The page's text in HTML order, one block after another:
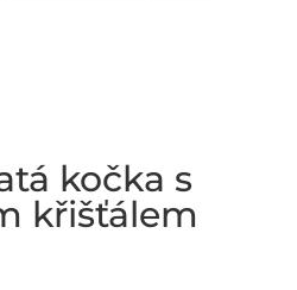
kočka s
křišťálem